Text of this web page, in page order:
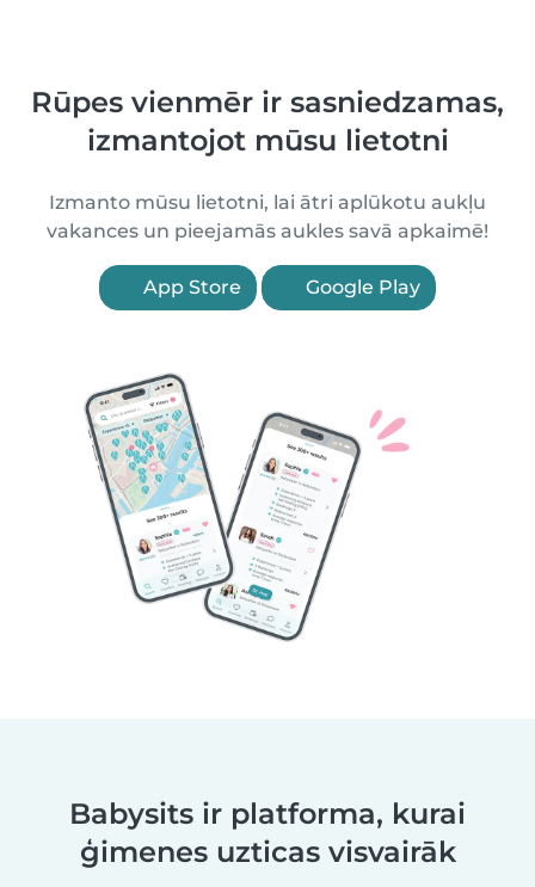
Rūpes vienmēr ir sasniedzamas,
izmantojot mūsu lietotni
Izmanto mūsu lietotni, lai ātri aplūkotu aukļu
vakances un pieejamās aukles savā apkaimē!
App Store Google Play
Babysits ir platforma, kurai
ģimenes uzticas visvairāk